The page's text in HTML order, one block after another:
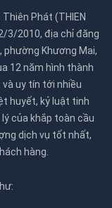
Phát (THIEN
3/2010, địa chỉ đăng
phường Khương Mai,
12 năm hình thành
uy tín tới nhiều
huyết, kỷ luật tinh
của khắp toàn cầu
dịch vụ tốt nhất,
hàng.